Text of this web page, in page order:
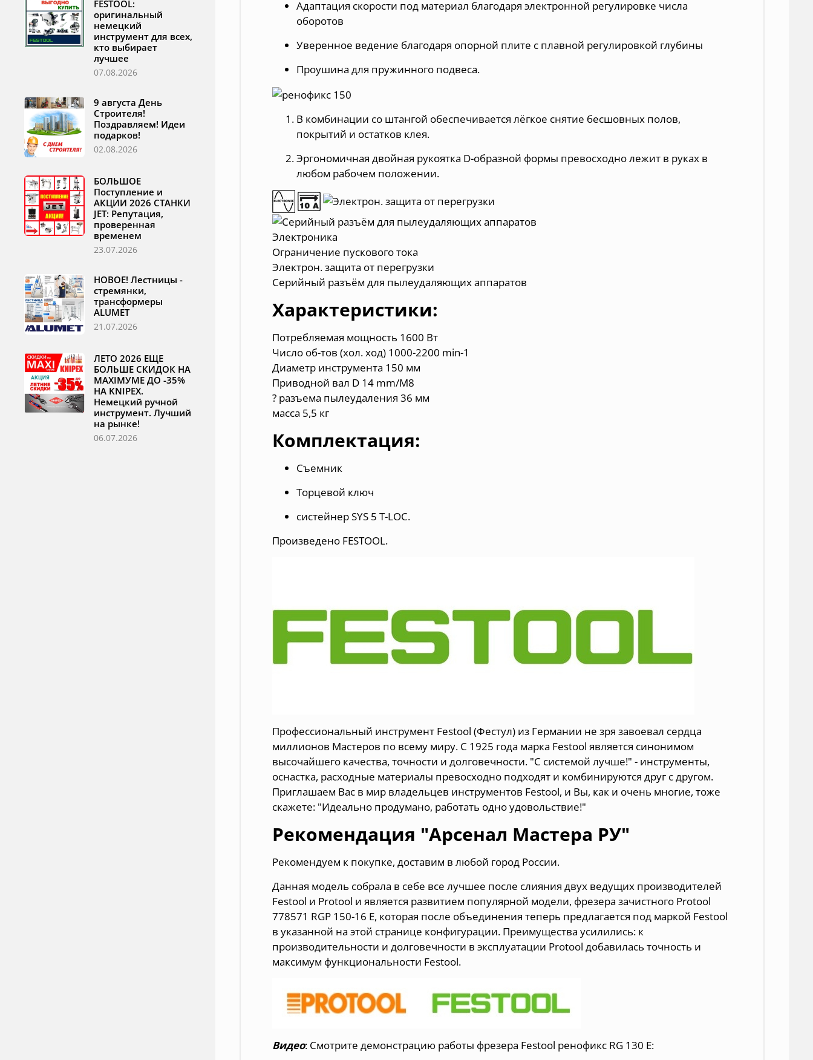
Адаптация скорости под материал благодаря электронной регулировке числа
оборотов
Уверенное ведение благодаря опорной плите с плавной регулировкой глубины
Проушина для пружинного подвеса.
В комбинации со штангой обеспечивается лёгкое снятие бесшовных полов,
покрытий и остатков клея.
Эргономичная двойная рукоятка D-образной формы превосходно лежит в руках в
любом рабочем положении.
Электроника
Ограничение пускового тока
Электрон. защита от перегрузки
Серийный разъём для пылеудаляющих аппаратов
Характеристики:
Потребляемая мощность 1600 Вт
Число об-тов (хол. ход) 1000-2200 min-1
Диаметр инструмента 150 мм
Приводной вал D 14 mm/M8
? разъема пылеудаления 36 мм
масса 5,5 кг
Комплектация:
Съемник
Торцевой ключ
систейнер SYS 5 T-LOC.
Произведено FESTOOL.
Профессиональный инструмент Festool (Фестул) из Германии не зря завоевал сердца
миллионов Мастеров по всему миру. С 1925 года марка Festool является синонимом
высочайшего качества, точности и долговечности. "С системой лучше!" - инструменты,
оснастка, расходные материалы превосходно подходят и комбинируются друг с другом.
Приглашаем Вас в мир владельцев инструментов Festool, и Вы, как и очень многие, тоже
скажете: "Идеально продумано, работать одно удовольствие!"
Рекомендация "Арсенал Мастера РУ"
Рекомендуем к покупке, доставим в любой город России.
Данная модель собрала в себе все лучшее после слияния двух ведущих производителей
Festool и Protool и является развитием популярной модели, фрезера зачистного Protool
778571 RGP 150-16 E, которая после объединения теперь предлагается под маркой Festool
в указанной на этой странице конфигурации. Преимущества усилились: к
производительности и долговечности в эксплуатации Protool добавилась точность и
максимум функциональности Festool.
Видео: Смотрите демонстрацию работы фрезера Festool ренофикс RG 130 E:
FESTOOL:
оригинальный
немецкий
инструмент для всех,
кто выбирает
лучшее
07.08.2026
9 августа День
Строителя!
Поздравляем! Идеи
подарков!
02.08.2026
БОЛЬШОЕ
Поступление и
АКЦИИ 2026 СТАНКИ
JET: Репутация,
проверенная
временем
23.07.2026
НОВОЕ! Лестницы -
стремянки,
трансформеры
ALUMET
21.07.2026
ЛЕТО 2026 ЕЩЕ
БОЛЬШЕ СКИДОК НА
MAXIМУМЕ ДО -35%
НА KNIPEX.
Немецкий ручной
инструмент. Лучший
на рынке!
06.07.2026